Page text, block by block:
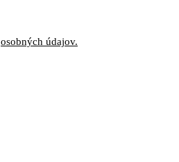
osobných údajov.